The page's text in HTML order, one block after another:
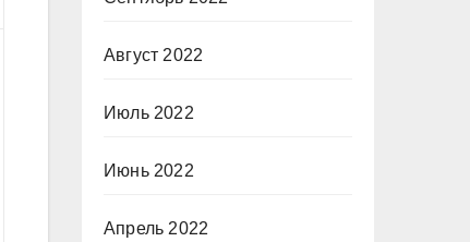
Август 2022
Июль 2022
Июнь 2022
Апрель 2022